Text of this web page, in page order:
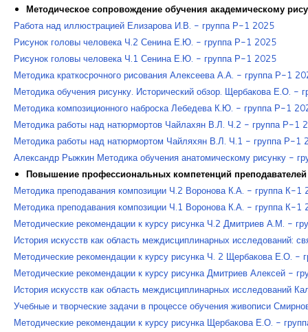
Методическое сопровождение обучения академическому
Работа над иллюстрацией Елизарова И.В. - группа Р-1 2025
Рисунок головы человека Ч.2 Сенина Е.Ю. - группа Р-1 2025
Рисунок головы человека Ч.1 Сенина Е.Ю. - группа Р-1 2025
Методика краткосрочного рисования Алексеева А.А. - группа Р-1
Методика обучения рисунку. Исторический обзор. Щербакова Е.О. -
Методика композиционного наброска Лебедева К.Ю. - группа Р-1
Методика работы над натюрмортов Чайлахян В.Л. Ч.2 - группа Р-1
Методика работы над натюрмортом Чайляхян В.Л. Ч.1 - группа Р-1
Александр Рыжкин Методика обучения анатомическому рисунку -
Повышение профессиональных компетенций преподавателей
Методика преподавания композиции Ч.2 Воронова К.А. - группа К-1
Методика преподавания композиции Ч.1 Воронова К.А. - группа К-1
Методические рекомендации к курсу рисунка Ч.2 Дмитриев А.М. -
История искусств как область междисциплинарных исследований:
Методические рекомендации к курсу рисунка Ч. 2 Щербакова Е.О. -
Методические рекомендации к курсу рисунка Дмитриев Алексей -
История искусств как область междисциплинарных исследований
Учебные и творческие задачи в процессе обучения живописи
Методические рекомендации к курсу рисунка Щербакова Е.О. -